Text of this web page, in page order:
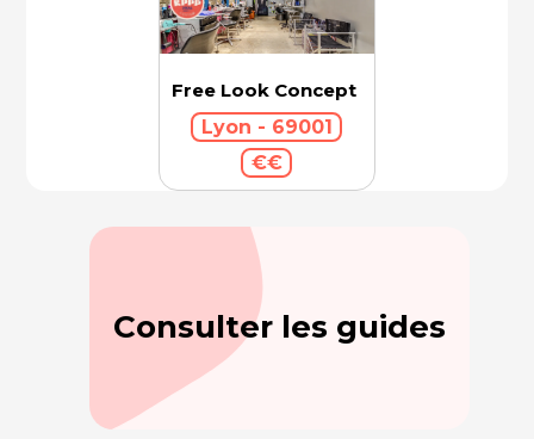
Free Look Concept
Lyon - 69001
€€
Consulter les guides